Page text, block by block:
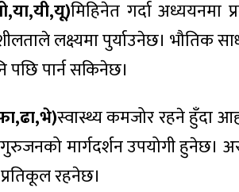
मिहिनेत गर्दा
लक्ष्यमा पुर्याउनेछ। भौतिक
पछि पार्न सकिनेछ।
स्वास्थ्य कमजोर रहने हुँदा
मार्गदर्शन उपयोगी हुनेछ।
रहनेछ।